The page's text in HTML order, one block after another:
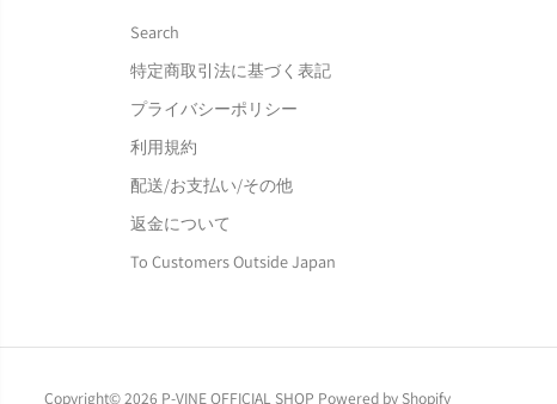
Search
特定商取引法に基づく表記
プライバシーポリシー
利用規約
配送/お支払い/その他
返金について
To Customers Outside Japan
Copyright© 2026 P-VINE OFFICIAL SHOP Powered by Shopify